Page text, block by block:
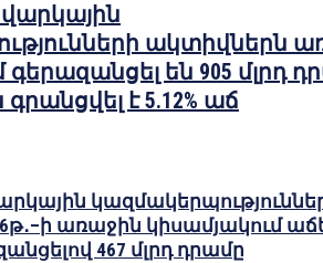
ակտիվներն
են 905 մլրդ
է 5.12% աճ
առաջին կիսամյակում
467 մլրդ դրամը